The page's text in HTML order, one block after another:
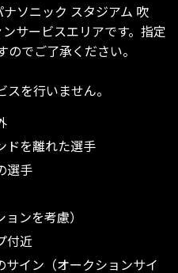
ソニック スタジアム 吹
サービスエリアです。指定
でご了承ください。
を行いません。
ドを離れた選手
選手
ンを考慮）
付近
サイン（オークションサイ